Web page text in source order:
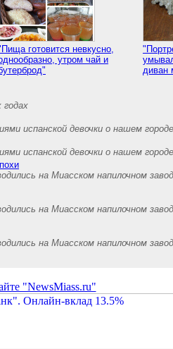
готовится невкусно,
утром чай и
диван
годах
испанской девочки о нашем
испанской девочки о нашем
на Миасском напилочном
на Миасском напилочном
на Миасском напилочном
"NewsMiass.ru"